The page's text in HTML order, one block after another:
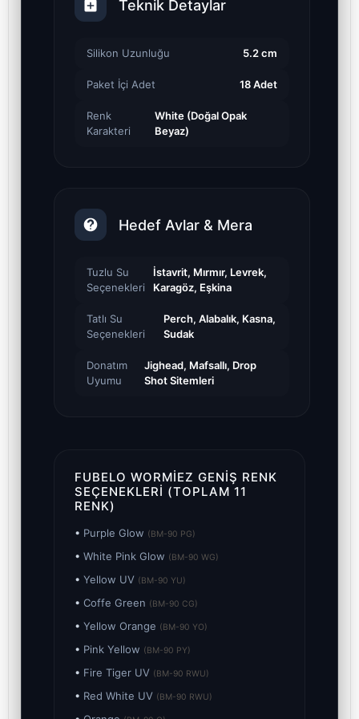
Teknik Detaylar
Silikon Uzunluğu 5.2 cm
Paket İçi Adet 18 Adet
Renk
Karakteri
White (Doğal Opak
Beyaz)
Hedef Avlar & Mera
Tuzlu Su
Seçenekleri
İstavrit, Mırmır, Levrek,
Karagöz, Eşkina
Tatlı Su
Seçenekleri
Perch, Alabalık, Kasna,
Sudak
Donatım
Uyumu
Jighead, Mafsallı, Drop
Shot Sitemleri
FUBELO WORMIEZ GENIŞ RENK
SEÇENEKLERI (TOPLAM 11
RENK)
• Purple Glow (BM-90 PG)
• White Pink Glow (BM-90 WG)
• Yellow UV (BM-90 YU)
• Coffe Green (BM-90 CG)
• Yellow Orange (BM-90 YO)
• Pink Yellow (BM-90 PY)
• Fire Tiger UV (BM-90 RWU)
• Red White UV (BM-90 RWU)